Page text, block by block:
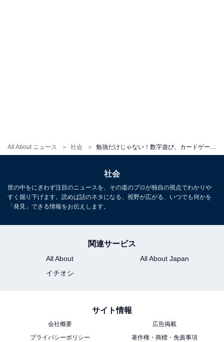
All About ニュース 社会
ともいえます。算数が得意教科だったという2人の男の
「小さい頃から数字が大好きでした。駐車場の車の
ナンバープレート、家のカレンダーやマンションの
桁以上の数列を覚えるのが得意でしたね」（Aさ
がまったく同じだった幼少期のDくん。
社会
世の中をにぎわず注目のニュースを、その道のプロが独自の視点でわかりや
すく掘り下げます。読めば話のネタになる、視野が広がる、いつでも何かを
「発見」できる情報をお伝えします。
関連サービス
All About
All About Japan
イチオシ
サイト情報
会社概要
広告掲載
プライバシーポリシー
著作権・商標・免責事項